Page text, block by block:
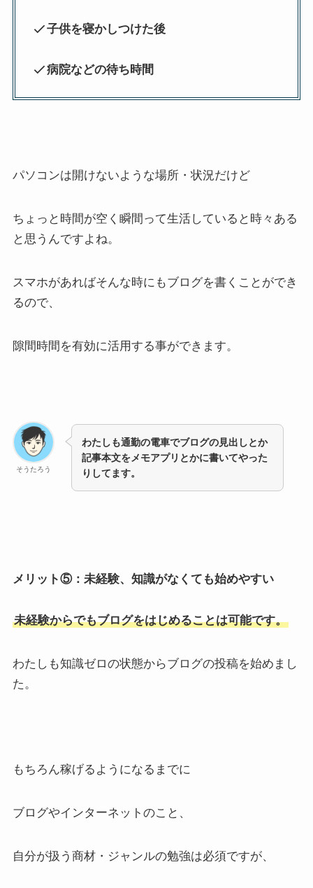
子供を寝かしつけた後
病院などの待ち時間
パソコンは開けないような場所・状況だけど
ちょっと時間が空く瞬間って生活していると時々ある
と思うんですよね。
スマホがあればそんな時にもブログを書くことができ
るので、
隙間時間を有効に活用する事ができます。
そうたろう
わたしも通勤の電車でブログの見出しとか
記事本文をメモアプリとかに書いてやった
りしてます。
メリット⑤：未経験、知識がなくても始めやすい
未経験からでもブログをはじめることは可能です。
わたしも知識ゼロの状態からブログの投稿を始めまし
た。
もちろん稼げるようになるまでに
ブログやインターネットのこと、
自分が扱う商材・ジャンルの勉強は必須ですが、